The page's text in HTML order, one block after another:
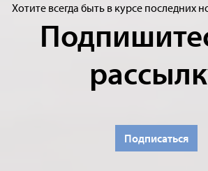
Хотите всегда быть в курсе последних
Подписаться